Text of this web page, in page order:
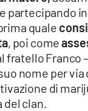
partecipando
quale
, poi come
fratello Franco
nome per
di
del clan.